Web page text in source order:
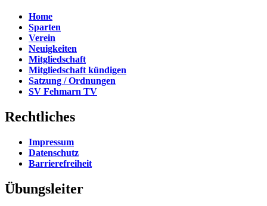
Home
Sparten
Verein
Neuigkeiten
Mitgliedschaft
Mitgliedschaft kündigen
Satzung / Ordnungen
SV Fehmarn TV
Rechtliches
Impressum
Datenschutz
Barrierefreiheit
Übungsleiter